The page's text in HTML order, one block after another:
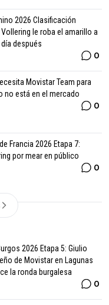
2026 Clasificación
le roba el amarillo a
después
0
Movistar Team para
no está en el mercado
0
Francia 2026 Etapa 7:
por mear en público
0
2026 Etapa 5: Giulio
de Movistar en Lagunas
la ronda burgalesa
0